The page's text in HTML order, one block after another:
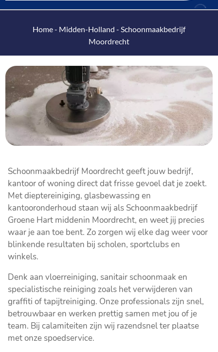
Home- Midden-Holland - Schoonmaakbedrijf
Moordrecht
Schoonmaakbedrijf Moordrecht geeft jouw bedrijf,
kantoor of woning direct dat frisse gevoel dat je zoekt.
Met dieptereiniging, glasbewassing en
kantooronderhoud staan wij als Schoonmaakbedrijf
Groene Hart middenin Moordrecht, en weet jij precies
waar je aan toe bent. Zo zorgen wij elke dag weer voor
blinkende resultaten bij scholen, sportclubs en
winkels.
Denk aan vloerreiniging, sanitair schoonmaak en
specialistische reiniging zoals het verwijderen van
graffiti of tapijtreiniging. Onze professionals zijn snel,
betrouwbaar en werken prettig samen met jou of je
team. Bij calamiteiten zijn wij razendsnel ter plaatse
met onze spoedservice.